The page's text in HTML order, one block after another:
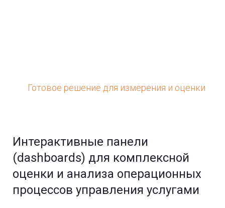
Готовое решение для измерения и оценки
Интерактивные панели
(dashboards) для комплексной
оценки и анализа операционных
процессов управления услугами